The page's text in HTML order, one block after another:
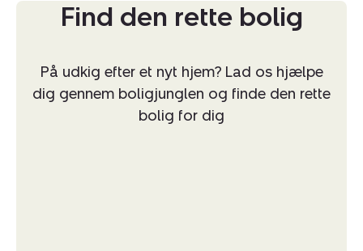
Find den rette bolig
På udkig efter et nyt hjem? Lad os hjælpe
dig gennem boligjunglen og finde den rette
bolig for dig